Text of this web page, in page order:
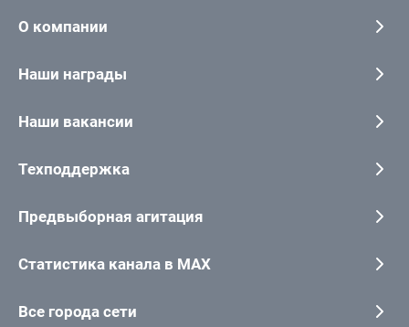
О компании
Наши награды
Наши вакансии
Техподдержка
Предвыборная агитация
Статистика канала в MAX
Все города сети